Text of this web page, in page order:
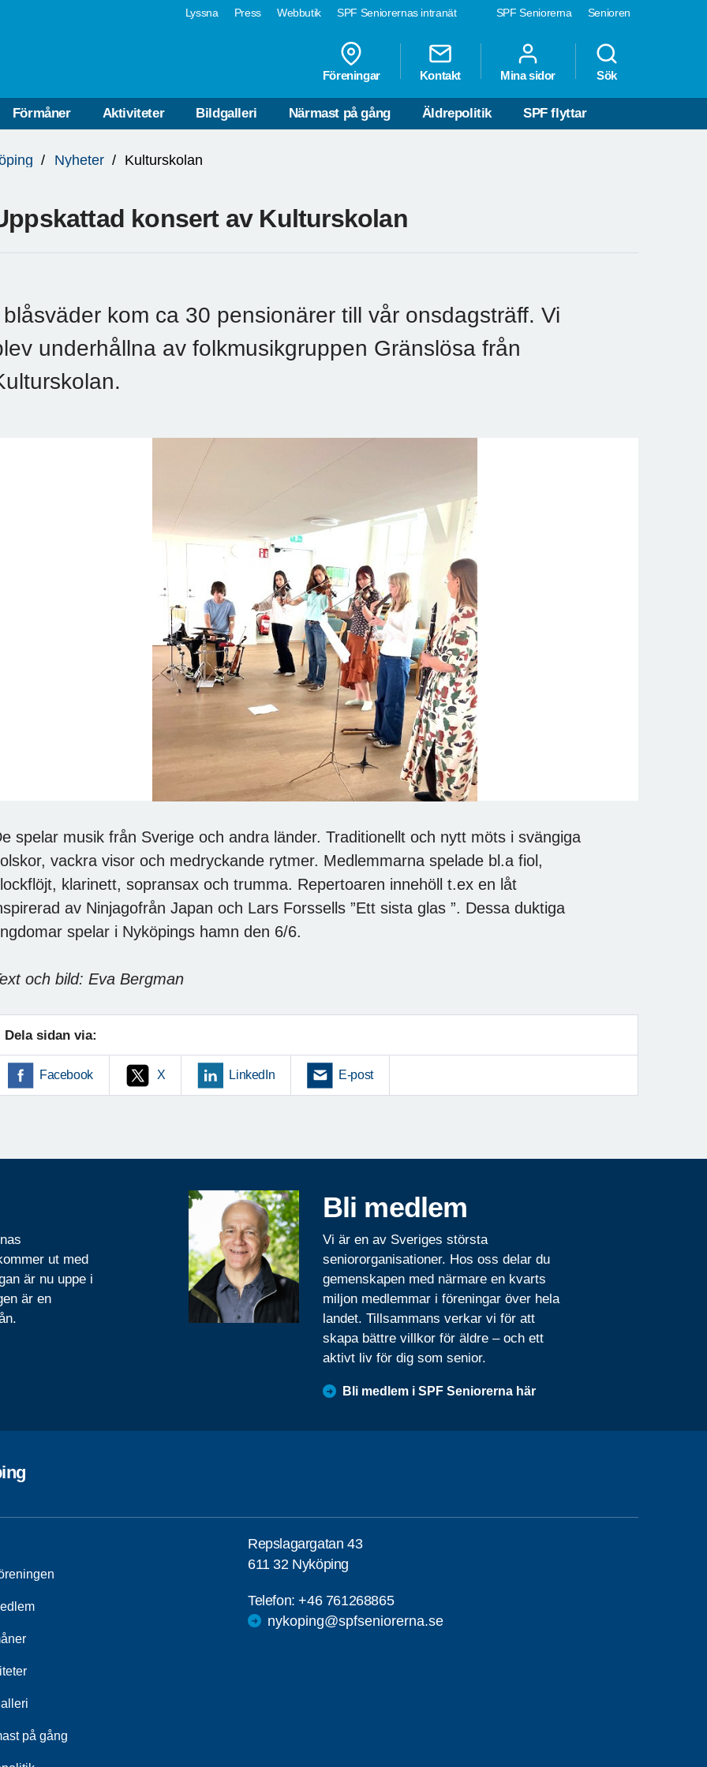
SPF Seniorerna Senioren
Lyssna Press Webbutik SPF Seniorernas intranät
Föreningar Kontakt Mina sidor Sök
Förmåner Aktiviteter Bildgalleri Närmast på gång Äldrepolitik SPF flyttar
Nyheter Kulturskolan
konsert av Kulturskolan
blåsväder kom ca 30 pensionärer till vår onsdagsträff. Vi
underhållna av folkmusikgruppen Gränslösa från
spelar musik från Sverige och andra länder. Traditionellt och nytt möts i svängiga
vackra visor och medryckande rytmer. Medlemmarna spelade bl.a fiol,
klarinett, sopransax och trumma. Repertoaren innehöll t.ex en låt
av Ninjagofrån Japan och Lars Forssells ”Ett sista glas ”. Dessa duktiga
spelar i Nyköpings hamn den 6/6.
och bild: Eva Bergman
Dela sidan via:
Facebook X LinkedIn E-post
ut med
är nu uppe i
är en
Bli medlem
Vi är en av Sveriges största
seniororganisationer. Hos oss delar du
gemenskapen med närmare en kvarts
miljon medlemmar i föreningar över hela
landet. Tillsammans verkar vi för att
skapa bättre villkor för äldre – och ett
aktivt liv för dig som senior.
Bli medlem i SPF Seniorerna här
på gång
Repslagargatan 43
611 32 Nyköping
Telefon:+46 761268865
nykoping@spfseniorerna.se